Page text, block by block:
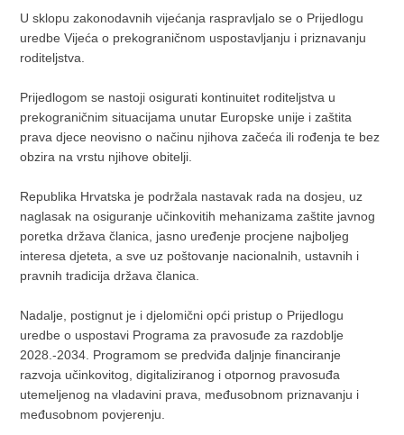
U sklopu zakonodavnih vijećanja raspravljalo se o Prijedlogu
uredbe Vijeća o prekograničnom uspostavljanju i priznavanju
roditeljstva.
Prijedlogom se nastoji osigurati kontinuitet roditeljstva u
prekograničnim situacijama unutar Europske unije i zaštita
prava djece neovisno o načinu njihova začeća ili rođenja te bez
obzira na vrstu njihove obitelji.
Republika Hrvatska je podržala nastavak rada na dosjeu, uz
naglasak na osiguranje učinkovitih mehanizama zaštite javnog
poretka država članica, jasno uređenje procjene najboljeg
interesa djeteta, a sve uz poštovanje nacionalnih, ustavnih i
pravnih tradicija država članica.
Nadalje, postignut je i djelomični opći pristup o Prijedlogu
uredbe o uspostavi Programa za pravosuđe za razdoblje
2028.-2034. Programom se predviđa daljnje financiranje
razvoja učinkovitog, digitaliziranog i otpornog pravosuđa
utemeljenog na vladavini prava, međusobnom priznavanju i
međusobnom povjerenju.